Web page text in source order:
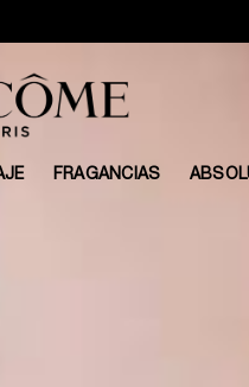
podrían tener demoras.
FRAGANCIAS